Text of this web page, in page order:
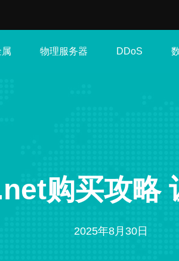
物理服务器 DDoS
购买攻略
2025年8月30日